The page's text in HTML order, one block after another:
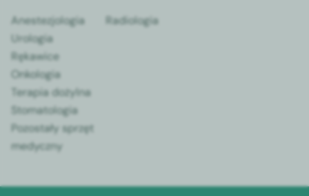
Anestezjologia
Urologia
Rękawice
Onkologia
Terapia dożylna
Stomatologia
Pozostały sprzęt
medyczny
Radiologia